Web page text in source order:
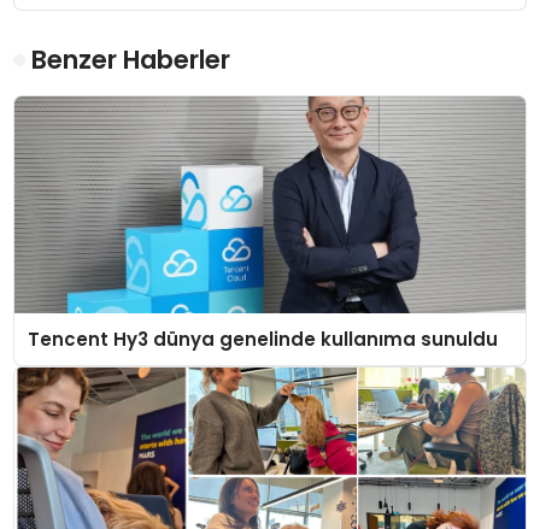
Benzer Haberler
Tencent Hy3 dünya genelinde kullanıma sunuldu